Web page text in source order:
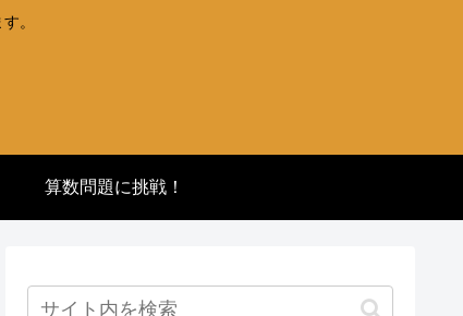
。
算数問題に挑戦！